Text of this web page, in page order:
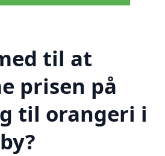
til at
prisen på
til orangeri i